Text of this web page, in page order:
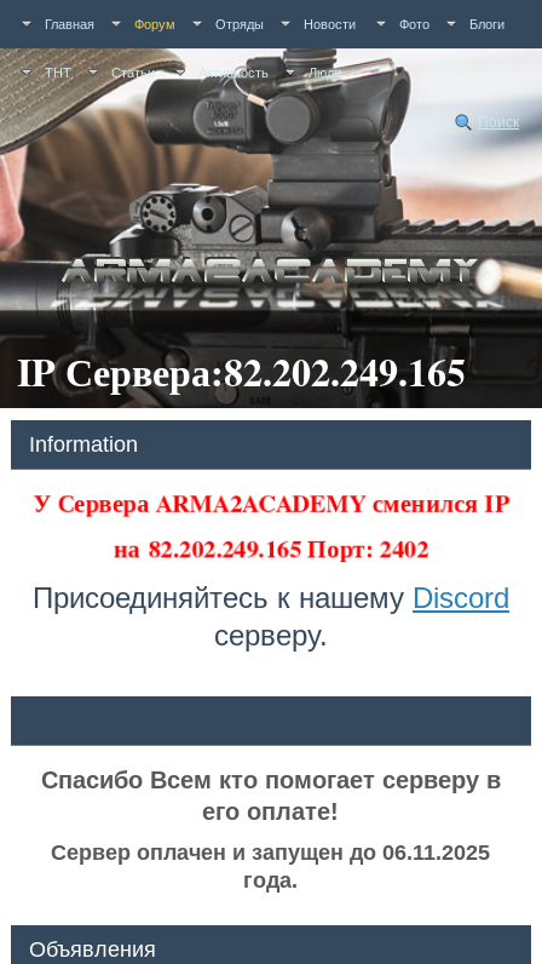
Главная Форум Отряды Новости Фото Блоги
ТНТ Статьи Активность Люди
Поиск
IP Сервера:82.202.249.165
Information
У Сервера ARMA2ACADEMY сменился IP
на82.202.249.165 Порт: 2402
Присоединяйтесь к нашему Discord
серверу.
Спасибо Всем кто помогает серверу в
его оплате!
Сервер оплачен и запущен до 06.11.2025
года.
Объявления